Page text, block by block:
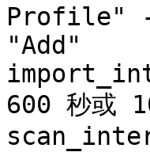
Profile" -
"Add"
600 秒或